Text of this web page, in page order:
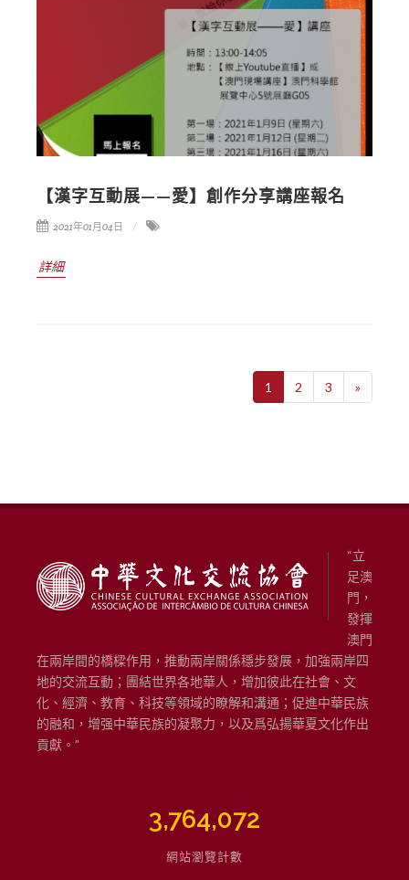
【漢字互動展——愛】創作分享講座報名
2021年01月04日
詳細
1 2 3 »
“立
足澳
門，
發揮
澳門
在兩岸間的橋樑作用，推動兩岸關係穩步發展，加強兩岸四
地的交流互動；團結世界各地華人，增加彼此在社會、文
化、經濟、教育、科技等領域的瞭解和溝通；促進中華民族
的融和，增强中華民族的凝聚力，以及爲弘揚華夏文化作出
貢獻。”
3,764,072
網站瀏覽計數